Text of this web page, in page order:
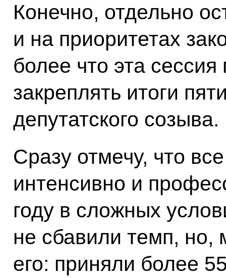
Конечно, отдельно
и на приоритетах
более что эта сессия
закреплять итоги
депутатского созыва.
Сразу отмечу, что
интенсивно и
году в сложных
не сбавили темп, но,
его: приняли более